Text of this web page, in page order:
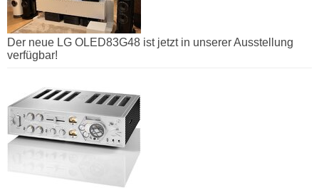
Der neue LG OLED83G48 ist jetzt in unserer Ausstellung
verfügbar!